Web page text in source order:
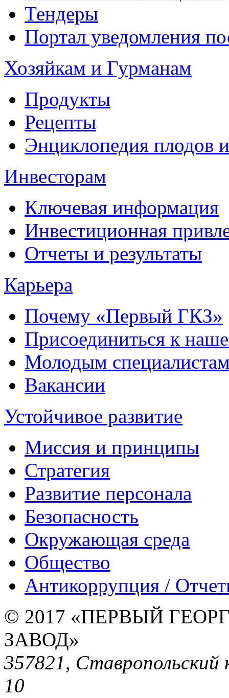
Тендеры
Портал уведомления
Хозяйкам и Гурманам
Продукты
Рецепты
Энциклопедия плодов
Инвесторам
Ключевая информация
Инвестиционная
Отчеты и результаты
Карьера
Почему «Первый ГКЗ»
Присоединиться к
Молодым
Вакансии
Устойчивое развитие
Миссия и принципы
Стратегия
Развитие персонала
Безопасность
Окружающая среда
Общество
Антикоррупция /
© 2017 «ПЕРВЫЙ
ЗАВОД»
357821, Ставропольский
10